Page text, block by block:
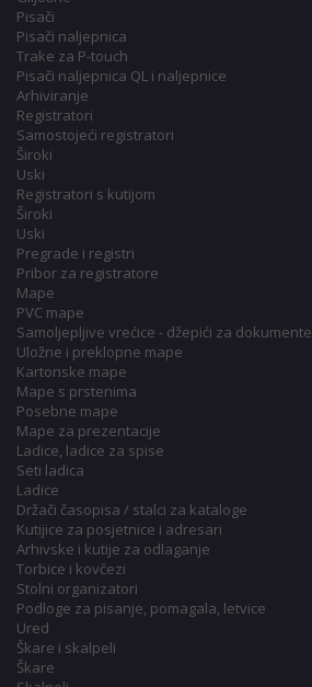
Pisači
Pisači naljepnica
Trake za P-touch
Pisači naljepnica QL i naljepnice
Arhiviranje
Registratori
Samostojeći registratori
Široki
Uski
Registratori s kutijom
Široki
Uski
Pregrade i registri
Pribor za registratore
Mape
PVC mape
Samoljepljive vrećice - džepići za dokumente
Uložne i preklopne mape
Kartonske mape
Mape s prstenima
Posebne mape
Mape za prezentacije
Ladice, ladice za spise
Seti ladica
Ladice
Držači časopisa / stalci za kataloge
Kutijice za posjetnice i adresari
Arhivske i kutije za odlaganje
Torbice i kovčezi
Stolni organizatori
Podloge za pisanje, pomagala, letvice
Ured
Škare i skalpeli
Škare